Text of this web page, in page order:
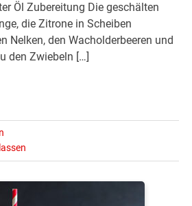
Öl Zubereitung Die geschälten
die Zitrone in Scheiben
Nelken, den Wacholderbeeren und
den Zwiebeln […]